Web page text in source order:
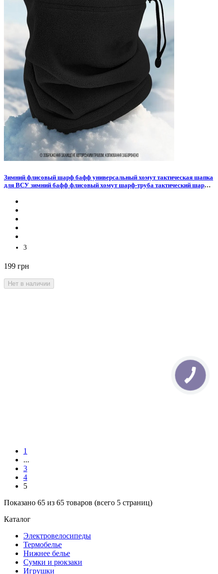
Зимний флисовый шарф бафф универсальный хомут тактическая шапка
для ВСУ зимний бафф флисовый хомут шарф-труба тактический шарф
3
199 грн
Нет в наличии
1
...
3
4
5
Показано 65 из 65 товаров (всего 5 страниц)
Каталог
Электровелосипеды
Термобелье
Нижнее белье
Сумки и рюкзаки
Игрушки